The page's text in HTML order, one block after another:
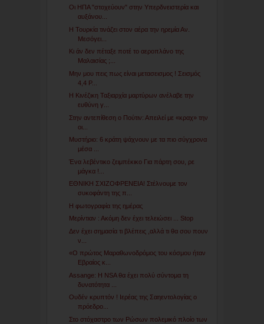
Οι ΗΠΑ "στοχεύουν" στην Υπερδνειστερία και
αυξάνου...
Η Τουρκία τινάζει στον αέρα την ηρεμία Αν.
Μεσόγει...
Κι άν δεν πέταξε ποτέ το αεροπλάνο της
Μαλαισίας ;...
Μην μου πεις πως είναι μετασεισμος ! Σεισμός
4,4 Ρ...
Η Κινέζικη Ταξιαρχία μαρτύρων ανέλαβε την
ευθύνη γ...
Στην αντεπίθεση ο Πούτιν: Απειλεί με «κραχ» την
οι...
Μυστήριο: 6 κράτη ψάχνουν με τα πιο σύγχρονα
μέσα ...
Ένα λεβέντικο ζειμπέκικο Για πάρτη σου, ρε
μάγκα !...
ΕΘΝΙΚΗ ΣΧΙΖΟΦΡΕΝΕΙΑ! Στέλνουμε τον
συκοφάντη της π...
Η φωτογραφία της ημέρας
Μερίντιαν : Ακόμη δεν έχει τελειώσει ... Stop
Δεν έχει σημασία τι βλέπεις ,αλλά τι θα σου πουν
ν...
«O πρώτος Μαραθωνοδρόμος του κόσμου ήταν
Εβραίος κ...
Assange: H NSA θα έχει πολύ σύντομα τη
δυνατότητα ...
Ουδέν κρυπτόν ! Ιερέας της Σαηεντολογίας ο
πρόεδρο...
Στο στόχαστρο των Ρώσων πολεμικό πλοίο των